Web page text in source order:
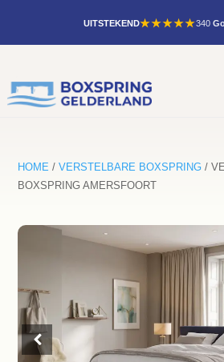
UITSTEKEND★★★★★340
HOME /VERSTELBARE BOXSPRING /
BOXSPRING AMERSFOORT